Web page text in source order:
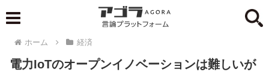
ホーム 経済
電力IoTのオープンイノベーションは難しいが